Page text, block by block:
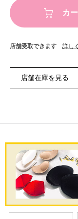
カ
店舗受取できます 詳し